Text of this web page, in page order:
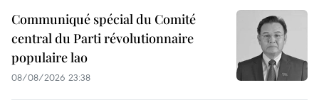
Communiqué spécial du Comité
central du Parti révolutionnaire
populaire lao
08/08/2026 23:38